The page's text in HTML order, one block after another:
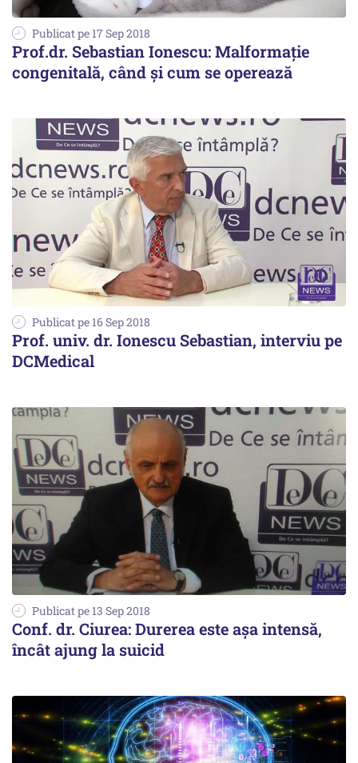
Publicat pe 17 Sep 2018
Prof.dr. Sebastian Ionescu: Malformație
congenitală, când și cum se operează
Publicat pe 16 Sep 2018
Prof. univ. dr. Ionescu Sebastian, interviu pe
DCMedical
Publicat pe 13 Sep 2018
Conf. dr. Ciurea: Durerea este așa intensă,
încât ajung la suicid